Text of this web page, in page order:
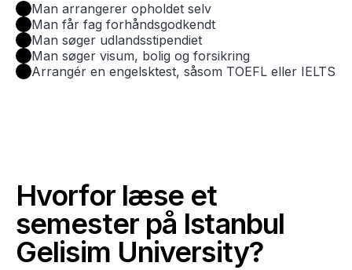
Man arrangerer opholdet selv
Man får fag forhåndsgodkendt
Man søger udlandsstipendiet
Man søger visum, bolig og forsikring
Arrangér en engelsktest, såsom TOEFL eller IELTS
Hvorfor læse et
semester på Istanbul
Gelisim University?